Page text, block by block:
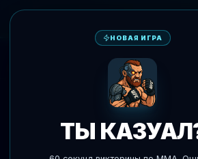
ИИ Прогнозы Блиц
НОВАЯ ИГРА
ТЫ